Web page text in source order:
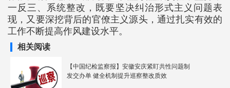
一反三、系统整改，既要坚决纠治形式主义问题表
现，又要深挖背后的官僚主义源头，通过扎实有效的
工作不断提高作风建设水平。
相关阅读
【中国纪检监察报】安徽安庆紧盯共性问题制
发交办单 健全机制提升巡察整改质效